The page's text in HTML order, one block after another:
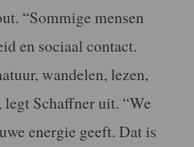
“Sommige mensen
en sociaal contact.
wandelen, lezen,
Schaffner uit. “We
energie geeft. Dat is